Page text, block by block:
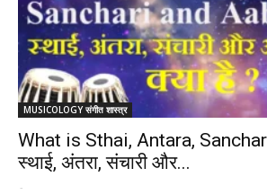
MUSICOLOGY संगीत शास्त्र
What is Sthai, Antara,
स्थाई, अंतरा, संचारी और...
-